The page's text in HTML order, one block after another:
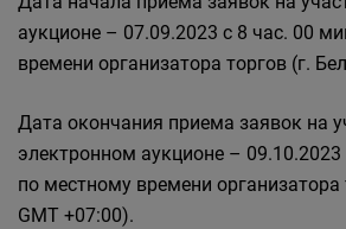
аукционе – 07.09.2023 с 8 час. 00
времени организатора торгов (г.
Дата окончания приема заявок на
электронном аукционе –
по местному времени организатора
GMT +07:00).